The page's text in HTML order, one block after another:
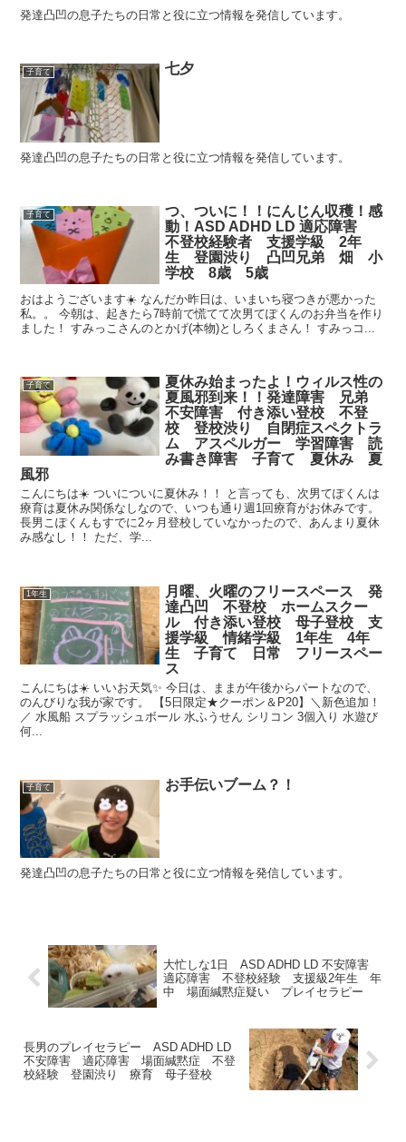
発達凸凹の息子たちの日常と役に立つ情報を発信しています。
子育て 七夕
発達凸凹の息子たちの日常と役に立つ情報を発信しています。
子育て
つ、ついに！！にんじん収穫！感
動！ASD ADHD LD 適応障害
不登校経験者 支援学級 2年
生 登園渋り 凸凹兄弟 畑 小
学校 8歳 5歳
おはようございます☀️ なんだか昨日は、いまいち寝つきが悪かった
私。。 今朝は、起きたら7時前で慌てて次男てぽくんのお弁当を作り
ました！ すみっこさんのとかげ(本物)としろくまさん！ すみっコ...
子育て
夏休み始まったよ！ウィルス性の
夏風邪到来！！発達障害 兄弟
不安障害 付き添い登校 不登
校 登校渋り 自閉症スペクトラ
ム アスペルガー 学習障害 読
み書き障害 子育て 夏休み 夏
風邪
こんにちは☀️ ついについに夏休み！！ と言っても、次男てぽくんは
療育は夏休み関係なしなので、いつも通り週1回療育がお休みです。
長男こぽくんもすでに2ヶ月登校していなかったので、あんまり夏休
み感なし！！ ただ、学...
1年生
月曜、火曜のフリースペース 発
達凸凹 不登校 ホームスクー
ル 付き添い登校 母子登校 支
援学級 情緒学級 1年生 4年
生 子育て 日常 フリースペー
ス
こんにちは☀️ いいお天気✨ 今日は、ままが午後からパートなので、
のんびりな我が家です。 【5日限定★クーポン＆P20】＼新色追加！
／ 水風船 スプラッシュボール 水ふうせん シリコン 3個入り 水遊び
何...
子育て お手伝いブーム？！
発達凸凹の息子たちの日常と役に立つ情報を発信しています。
大忙しな1日 ASD ADHD LD 不安障害
適応障害 不登校経験 支援級2年生 年
中 場面緘黙症疑い プレイセラピー
長男のプレイセラピー ASD ADHD LD
不安障害 適応障害 場面緘黙症 不登
校経験 登園渋り 療育 母子登校